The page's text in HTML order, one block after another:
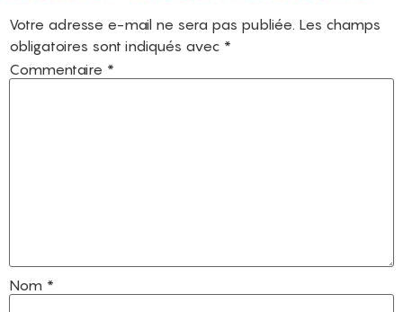
Votre adresse e-mail ne sera pas publiée. Les champs
obligatoires sont indiqués avec *
Commentaire *
Nom *